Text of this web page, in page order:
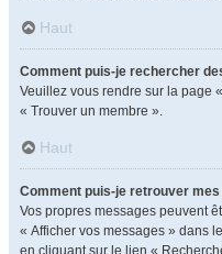
Haut
Comment puis-je rechercher
Veuillez vous rendre sur la page
« Trouver un membre ».
Haut
Comment puis-je retrouver
Vos propres messages peuvent
« Afficher vos messages » dans
en cliquant sur le lien «